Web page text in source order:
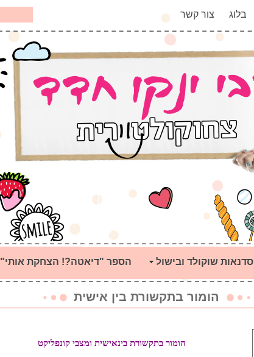
סדנאות שוקולד ובישול הספר "דיאטה?! הצחקת אותי"
בלוג צור קשר
הומור בתקשורת בין אישית
הומור בתקשורת בינאישית ומצבי קונפליקט